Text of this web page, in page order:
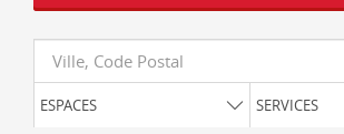
Requête
ESPACES SERVICES